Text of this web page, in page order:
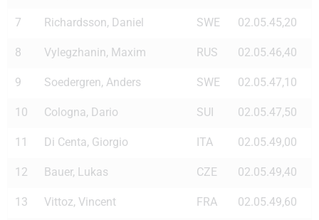
7 Richardsson, Daniel SWE 02.05.45,20
8 Vylegzhanin, Maxim RUS 02.05.46,40
9 Soedergren, Anders SWE 02.05.47,10
10 Cologna, Dario SUI 02.05.47,50
11 Di Centa, Giorgio ITA 02.05.49,00
12 Bauer, Lukas CZE 02.05.49,40
13 Vittoz, Vincent FRA 02.05.49,60